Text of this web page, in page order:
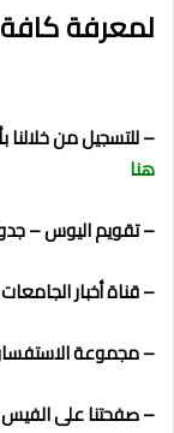
لمعرفة
– للتسجيل من
هنا
– تقويم اليوس –
– قناة أخبار
– مجموعة
– صفحتنا على